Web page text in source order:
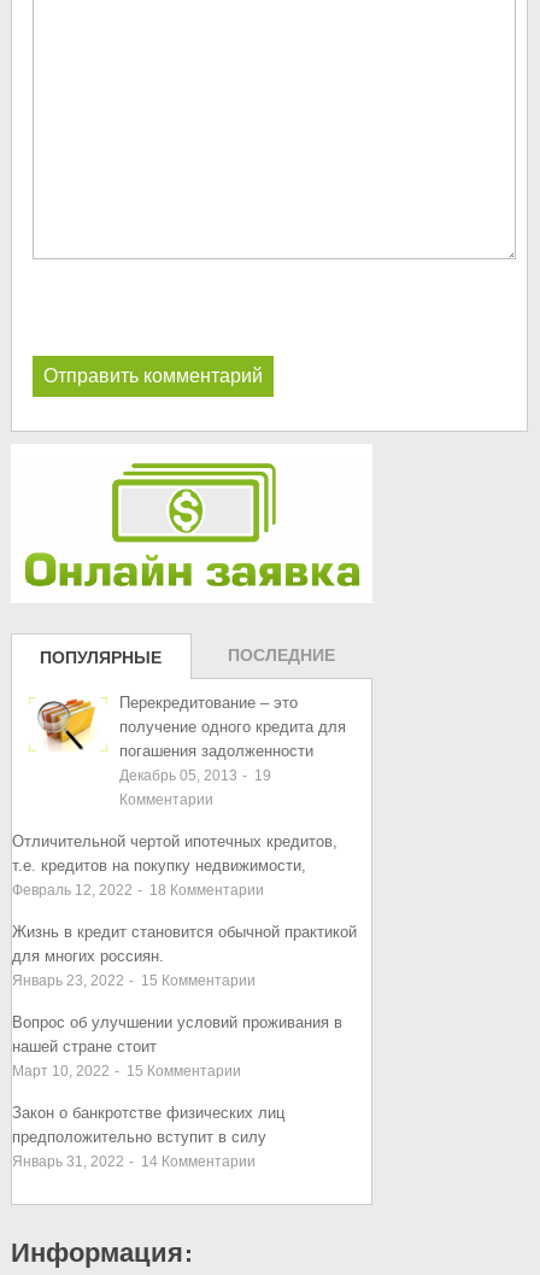
ПОПУЛЯРНЫЕ
ЗАПИСИ
ПОСЛЕДНИЕ
ЗАПИСИ
Перекредитование – это
получение одного кредита для
погашения задолженности
Декабрь 05, 2013 - 19
Комментарии
Отличительной чертой ипотечных кредитов,
т.е. кредитов на покупку недвижимости,
Февраль 12, 2022 - 18 Комментарии
Жизнь в кредит становится обычной практикой
для многих россиян.
Январь 23, 2022 - 15 Комментарии
Вопрос об улучшении условий проживания в
нашей стране стоит
Март 10, 2022 - 15 Комментарии
Закон о банкротстве физических лиц
предположительно вступит в силу
Январь 31, 2022 - 14Комментарии
Информация: